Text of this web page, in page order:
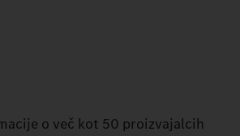
o več kot 50 proizvajalcih